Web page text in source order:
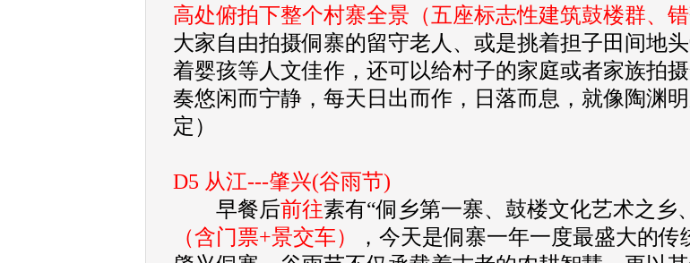
高处俯拍下整个村寨全景（五座标志性建筑鼓楼群、错
大家自由拍摄侗寨的留守老人、或是挑着担子田间地
着婴孩等人文佳作，还可以给村子的家庭或者家族拍
奏悠闲而宁静，每天日出而作，日落而息，就像陶渊
定）
D5 从江---肇兴(谷雨节)
早餐后前往素有“侗乡第一寨、鼓楼文化艺术之乡
（含门票+景交车）
，今天是侗寨一年一度最盛大的传